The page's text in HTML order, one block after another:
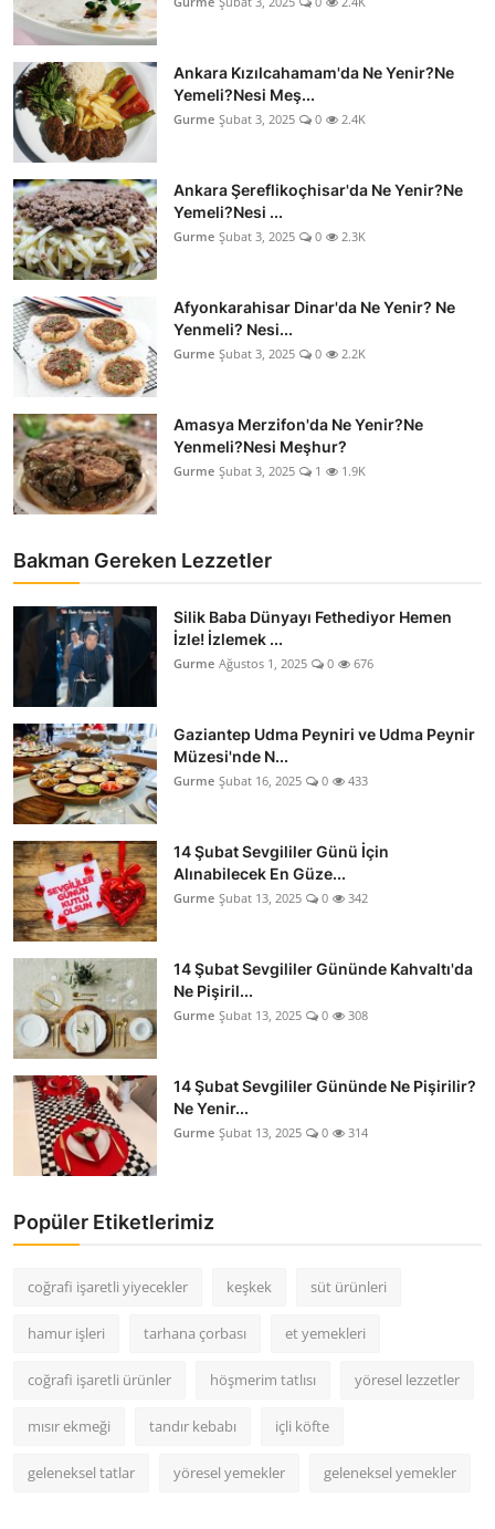
Ankara Kızılcahamam'da Ne Yenir?Ne
Yemeli?Nesi Meş...
Gurme Şubat 3, 2025 0 2.4K
Ankara Şereflikoçhisar'da Ne Yenir?Ne
Yemeli?Nesi ...
Gurme Şubat 3, 2025 0 2.3K
Afyonkarahisar Dinar'da Ne Yenir? Ne
Yenmeli? Nesi...
Gurme Şubat 3, 2025 0 2.2K
Amasya Merzifon'da Ne Yenir?Ne
Yenmeli?Nesi Meşhur?
Gurme Şubat 3, 2025 1 1.9K
Bakman Gereken Lezzetler
Silik Baba Dünyayı Fethediyor Hemen
İzle! İzlemek ...
Gurme Ağustos 1, 2025 0 676
Gaziantep Udma Peyniri ve Udma Peynir
Müzesi'nde N...
Gurme Şubat 16, 2025 0 433
14 Şubat Sevgililer Günü İçin
Alınabilecek En Güze...
Gurme Şubat 13, 2025 0 342
14 Şubat Sevgililer Gününde Kahvaltı'da
Ne Pişiril...
Gurme Şubat 13, 2025 0 308
14 Şubat Sevgililer Gününde Ne Pişirilir?
Ne Yenir...
Gurme Şubat 13, 2025 0 314
Popüler Etiketlerimiz
coğrafi işaretli yiyecekler keşkek süt ürünleri
hamur işleri tarhana çorbası et yemekleri
coğrafi işaretli ürünler höşmerim tatlısı yöresel lezzetler
mısır ekmeği tandır kebabı içli köfte
geleneksel tatlar yöresel yemekler geleneksel yemekler